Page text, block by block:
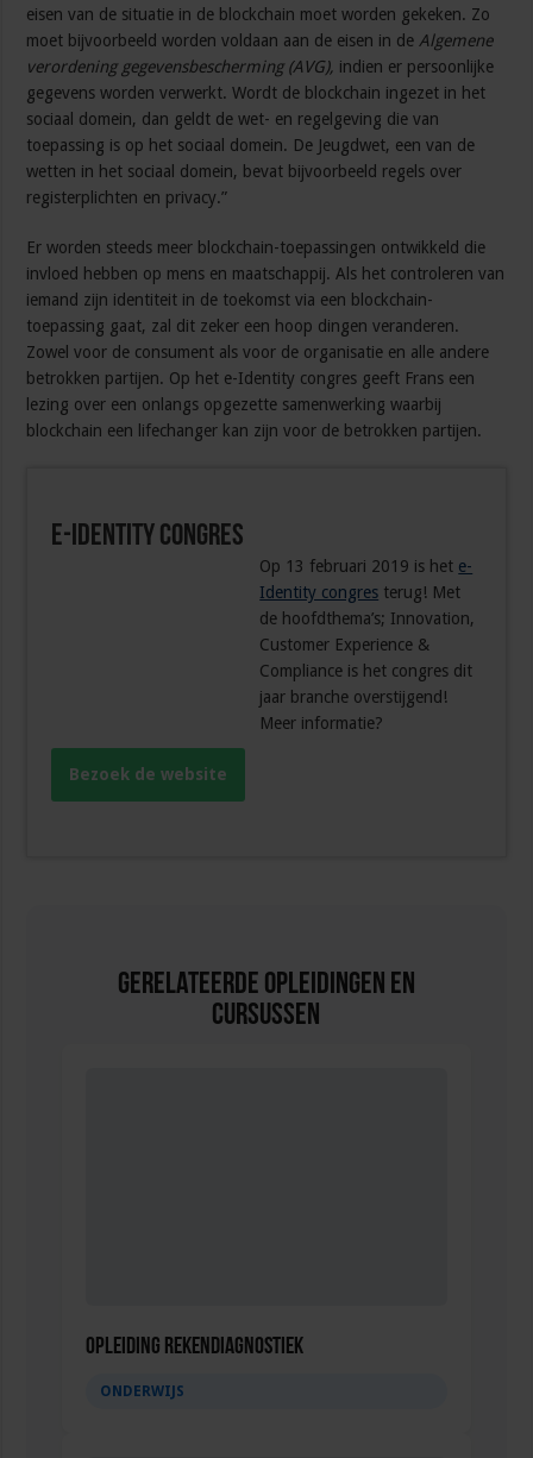
eisen van de situatie in de blockchain moet worden gekeken. Zo
moet bijvoorbeeld worden voldaan aan de eisen in de Algemene
verordening gegevensbescherming (AVG), indien er persoonlijke
gegevens worden verwerkt. Wordt de blockchain ingezet in het
sociaal domein, dan geldt de wet- en regelgeving die van
toepassing is op het sociaal domein. De Jeugdwet, een van de
wetten in het sociaal domein, bevat bijvoorbeeld regels over
registerplichten en privacy.”
Er worden steeds meer blockchain-toepassingen ontwikkeld die
invloed hebben op mens en maatschappij. Als het controleren van
iemand zijn identiteit in de toekomst via een blockchain-
toepassing gaat, zal dit zeker een hoop dingen veranderen.
Zowel voor de consument als voor de organisatie en alle andere
betrokken partijen. Op het e-Identity congres geeft Frans een
lezing over een onlangs opgezette samenwerking waarbij
blockchain een lifechanger kan zijn voor de betrokken partijen.
e-Identity Congres
Op 13 februari 2019 is het e-
Identity congres terug! Met
de hoofdthema’s; Innovation,
Customer Experience &
Compliance is het congres dit
jaar branche overstijgend!
Meer informatie?
Bezoek de website
Gerelateerde Opleidingen en
Cursussen
Opleiding Rekendiagnostiek
ONDERWIJS